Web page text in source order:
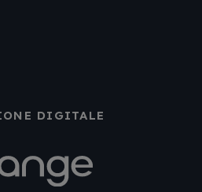
DIGITALE